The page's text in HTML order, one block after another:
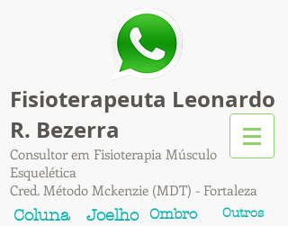
Fisioterapeuta Leonardo
R. Bezerra
Consultor em Fisioterapia Músculo
Esquelética
Cred. Método Mckenzie (MDT) - Fortaleza
Coluna Joelho Ombro Outros